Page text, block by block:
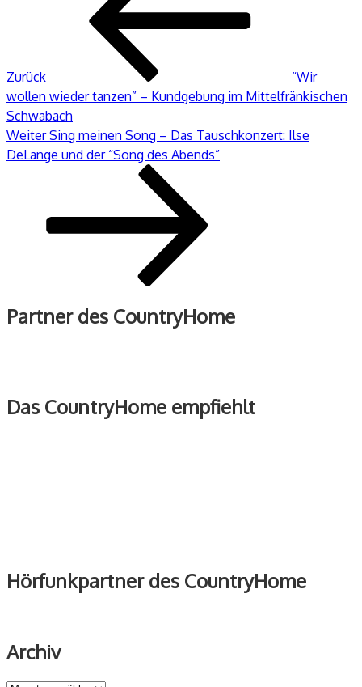
Zurück
“Wir
wollen wieder tanzen” – Kundgebung im Mittelfränkischen
Schwabach
Nächster
Beitrag
Weiter Sing meinen Song – Das Tauschkonzert: Ilse
DeLange und der “Song des Abends”
Partner des CountryHome
Das CountryHome empfiehlt
Hörfunkpartner des CountryHome
Archiv